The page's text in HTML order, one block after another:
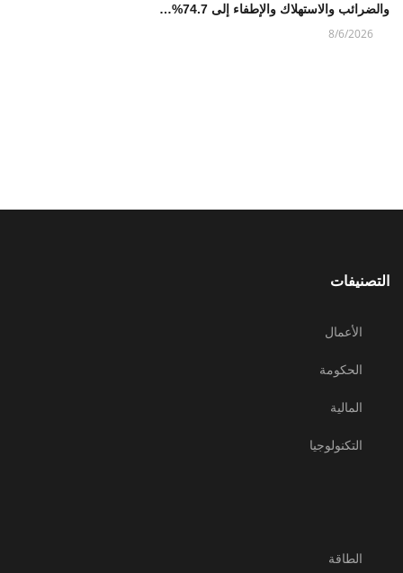
والضرائب والاستهلاك والإطفاء إلى 74.7%…
8/6/2026
التصنيفات
الأعمال
الحكومة
المالية
التكنولوجيا
الطاقة